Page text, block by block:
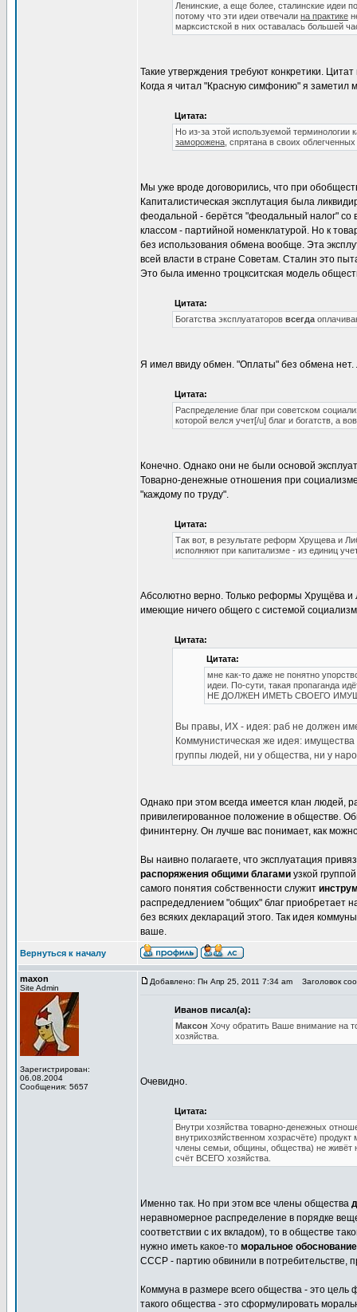
Ленинские, а еще более, сталинские идеи
потому что эти идеи отвечали на практике
марксистской в них оставалась большей
Такие утверждения требуют конкретики.
Когда я читал "Красную симфонию" я заметил
Цитата:
Но из-за этой используемой терминологии
заморожена , спрятана в своих
Мы уже вроде договорились, что при
Капиталистическая эксплутация была
феодальной - берётся "феодальный налог" со
классом - партийной номенклатурой. Но к
без использования обмена вообще. Эта
всей власти в стране Советам. Сталин это
Это была именно троцкситская модель
Цитата:
Богатства эксплуататоров всегда
Я имел ввиду обмен. "Оплаты" без обмена
Цитата:
Распределение благ при советском
которой велся учет[/u] благ и богатств, а
Конечно. Однако они не были основой
Товарно-денежные отношения при
"каждому по труду".
Цитата:
Так вот, в результате реформ Хрущева и
исполняют при капитализме - из единиц
Абсолютно верно. Только реформы Хрущёва и
имеющие ничего общего с системой
Цитата:
Цитата:
мне как-то даже не понятно
идеи. По-сути, такая пропаганда
НЕ ДОЛЖЕН ИМЕТЬ СВОЕГО
Вы правы, ИХ - идея: раб не должен
Коммунистическая же идея:
группы людей, ни у общества, ни у
Однако при этом всегда имеется клан людей,
привилегированное положение в обществе.
фининтерну. Он лучше вас понимает, как
Вы наивно полагаете, что эксплуатация
распоряжения общими благами узкой
самого понятия собственности служит
распредедлением "общих" благ приобретает
без всяких деклараций этого. Так идея
ваше.
Вернуться к началу
maxon
Site Admin
Зарегистрирован:
06.08.2004
Сообщения: 5657
Добавлено: Пн Апр 25, 2011 7:34 am Заголовок
Иванов писал(а):
Максон Хочу обратить Ваше внимание на
хозяйства.
Очевидно.
Цитата:
Внутри хозяйства товарно-денежных
внутрихозяйственном хозрасчёте)
члены семьи, общины, общества) не живёт
счёт ВСЕГО хозяйства.
Именно так. Но при этом все члены общества
неравномерное распределение в порядке
соответствии с их вкладом), то в обществе
нужно иметь какое-то моральное обоснование
СССР - партию обвинили в потребительстве,
Коммуна в размере всего общества - это
такого общества - это сформулировать